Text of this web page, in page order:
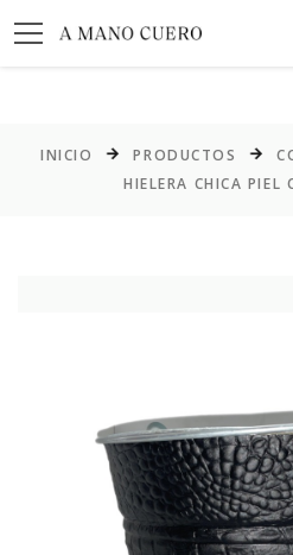
INICIO PRODUCTOS
HIELERA CHICA PIEL